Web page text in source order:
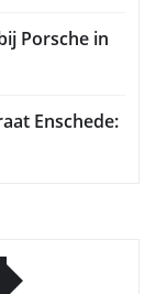
Porsche in
Enschede: